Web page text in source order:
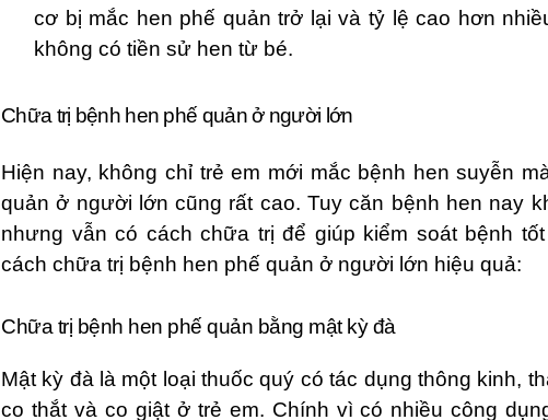
cơ bị mắc hen phế quản trở lại và tỷ lệ cao hơn
không có tiền sử hen từ bé.
Chữa trị bệnh hen phế quản ở người lớn
Hiện nay, không chỉ trẻ em mới mắc bệnh hen suyễn
quản ở người lớn cũng rất cao. Tuy căn bệnh hen nay
nhưng vẫn có cách chữa trị để giúp kiểm soát bệnh
cách chữa trị bệnh hen phế quản ở người lớn hiệu quả:
Chữa trị bệnh hen phế quản bằng mật kỳ đà
Mật kỳ đà là một loại thuốc quý có tác dụng thông kinh,
co thắt và co giật ở trẻ em. Chính vì có nhiều công